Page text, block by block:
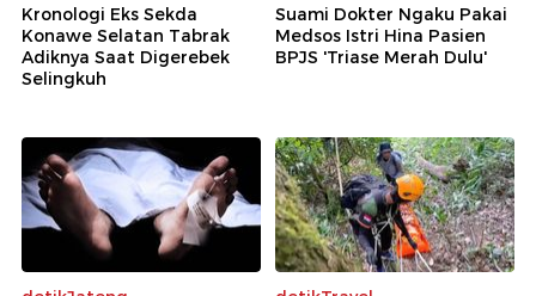
Kronologi Eks Sekda
Konawe Selatan Tabrak
Adiknya Saat Digerebek
Selingkuh
Suami Dokter Ngaku Pakai
Medsos Istri Hina Pasien
BPJS 'Triase Merah Dulu'